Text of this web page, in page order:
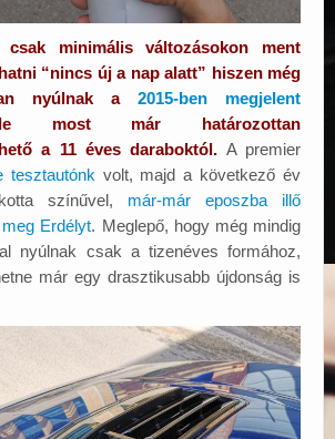
minimális változásokon ment
“nincs új a nap alatt” hiszen még
nyúlnak a
2015-ben megjelent
most már határozottan
a 11 éves daraboktól. A premier
tesztautónk volt, majd a következő év
színűvel, már-már eposzba illő
Erdélyt. Meglepő, hogy még mindig
nyúlnak csak a tizenéves formához,
már egy drasztikusabb újdonság is